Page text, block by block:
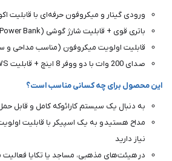
ورودی گیتار و میکروفون حرفه‌ای با قابلیت
باتری قوی + قابلیت شارژ گوشی (Power Bank)
قابلیت اولویت میکروفون (مناسب مداحی و
صدای 200 وات با دو ووفر 8 اینچ + قابلیت TWS
این محصول برای چه کسانی مناسب است؟
به دنبال یک سیستم کارائوکه کامل و قابل
مداح هستید و به یک اسپیکر با قابلیت
نیاز دارید
در هیئت‌های مذهبی، مساجد یا تکایا فعالیت